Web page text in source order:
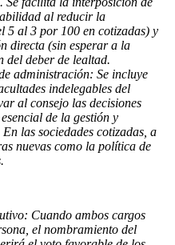
al reducir la
5 al 3 por 100 en cotizadas) y
directa (sin esperar a la
del deber de lealtad.
administración: Se incluye
indelegables del
al consejo las decisiones
de la gestión y
las sociedades cotizadas, a
nuevas como la política de
Cuando ambos cargos
el nombramiento del